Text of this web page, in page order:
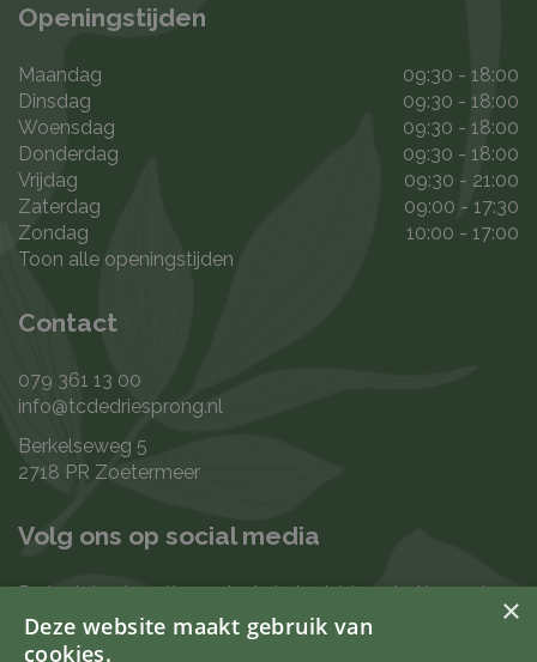
Openingstijden
Maandag
09:30 - 18:00
Dinsdag
09:30 - 18:00
Woensdag
09:30 - 18:00
Donderdag
09:30 - 18:00
Vrijdag
09:30 - 21:00
Zaterdag
09:00 - 17:30
Zondag
10:00 - 17:00
Toon alle openingstijden
Contact
079 361 13 00
info@tcdedriesprong.nl
Berkelseweg 5
2718 PR Zoetermeer
Volg ons op social media
De laatste nieuwtjes en leukste berichten vind je op de
de volgende kanalen:
×
Deze website maakt gebruik van
cookies.